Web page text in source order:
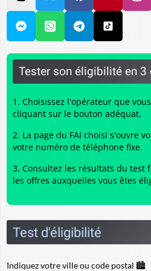
Tester son éligibilité en 3
Choisissez l'opérateur que
cliquant sur le bouton adéquat.
La page du FAI choisi s'ouvre
votre numéro de téléphone fixe.
Consultez les résultats du test
les offres auxquelles vous êtes
Test d'éligibilité
Indiquez votre ville ou code postal 🏙️